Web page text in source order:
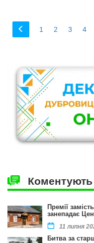
1 2 3 4
Коментують
Премії
занепадає
11 липня
Битва за